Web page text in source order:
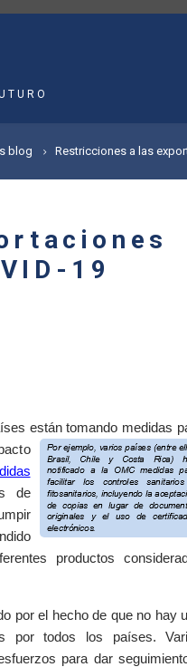
blog Restricciones a las
19
están tomando medidas
o
de
productos
por el hecho de que no hay
por todos los países.
para dar